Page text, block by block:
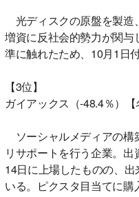
光ディスクの原盤を製造
増資に反社会的勢力が関
準に触れたため、10月1日
【3位】
ガイアックス（-48.4％）
ソーシャルメディアの構
リサポートを行う企業。
14日に上場したものの、
いる。ピクスタ目当てに購